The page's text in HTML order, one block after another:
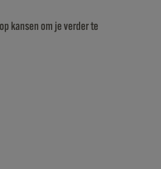
kansen om je verder te